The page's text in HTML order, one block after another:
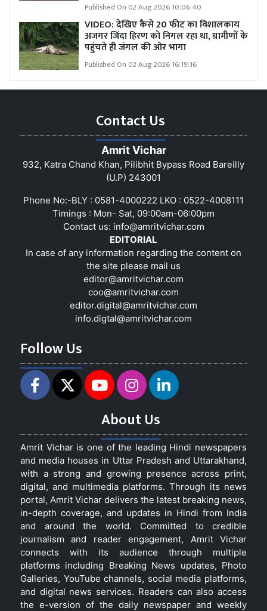
Published On 02 Aug 2026 10:06:40
VIDEO: देखिए कैसे 20 फीट का विशालकाय
अजगर जिंदा हिरण को निगल रहा था, ग्रामीणों के
पहुंचते ही जंगल की ओर भागा
Published On 02 Aug 2026 16:19:16
Contact Us
Amrit Vichar
932, Katra Chand Khan, Pilibhit Bypass Road Bareilly
(U.P) 243001
Phone No:-BLY : 0581-4000222 LKO : 0522-4008111
Timings : Mon- Sat, 09:00am-06:00pm
Contact us: info@amritvichar.com
EDITORIAL
In case of any information regarding the content on
the site please mail us
editor@amritvichar.com
coo@amritvichar.com
editor.digital@amritvichar.com
info.digtal@amritvichar.com
Follow Us
About Us
Amrit Vichar is one of the leading Hindi newspapers
and media houses in Uttar Pradesh and Uttarakhand,
with a strong and growing presence across print,
digital, and multimedia platforms. Through its news
portal, Amrit Vichar delivers the latest breaking news,
in-depth coverage, and updates in Hindi from India
and around the world. Committed to credible
journalism and reader engagement, Amrit Vichar
connects with its audience through multiple
platforms including Breaking News updates, Photo
Galleries, YouTube channels, social media platforms,
and digital news services. Readers can also access
the e-version of the daily newspaper and weekly